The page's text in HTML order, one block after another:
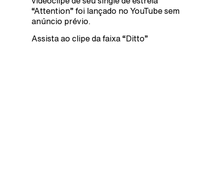
“Attention” foi lançado no YouTube sem
anúncio prévio.
Assista ao clipe da faixa “Ditto”